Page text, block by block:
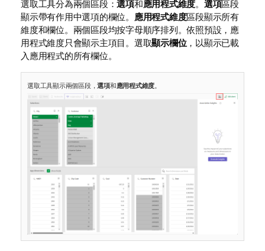
選取工具分為兩個區段：選項和應用程式維度。 選項區段
顯示帶有作用中選項的欄位。 應用程式維度區段顯示所有
維度和欄位。兩個區段均按字母順序排列。依照預設，應
用程式維度只會顯示主項目。選取顯示欄位，以顯示已載
入應用程式的所有欄位。
選取工具顯示兩個區段，選項和應用程式維度。